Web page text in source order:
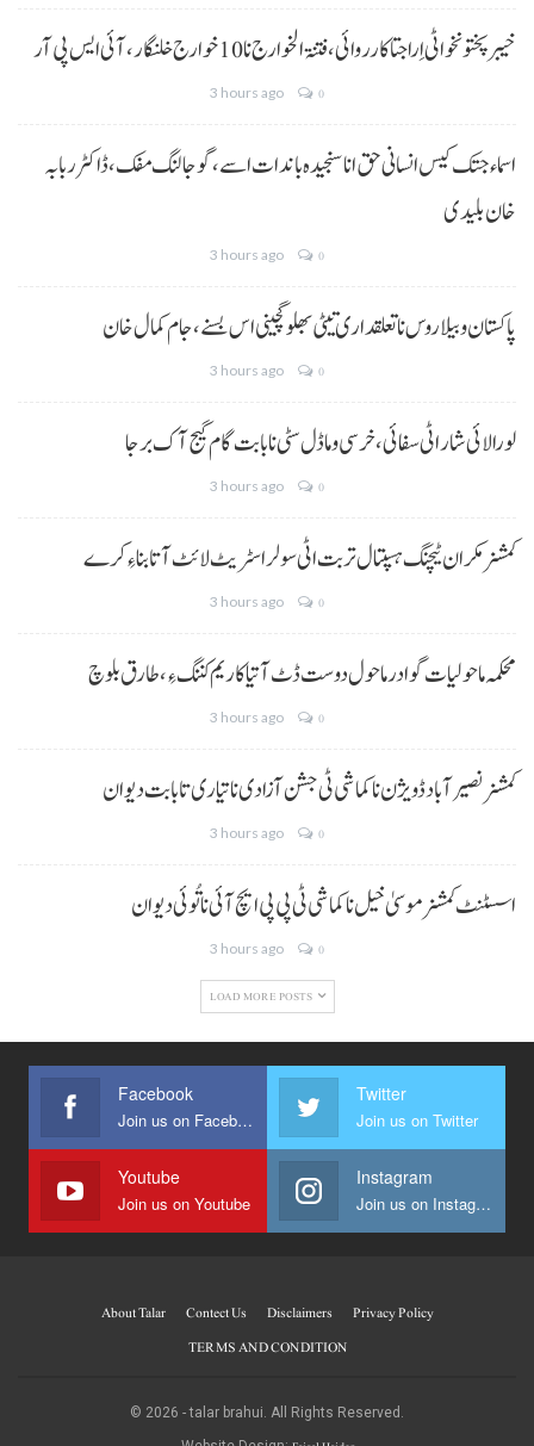
خیبر پختونخوا ٹی اِرا جتا کارروائی، فتنۃ الخوارج نا 10خوارج خلنگار،آئی ایس پی آر
3 hours ago 0
اسماء جتک کیس انسانی حق انا سنجیدہ باندات اسے، گوجالنگ مفک،ڈاکٹر ربابہ
خان بلیدی
3 hours ago 0
پاکستان و بیلاروس نا تعلقداری تیٹی بھلو گچینی اس بسنے، جام کمال خان
3 hours ago 0
لورالائی شار اٹی سفائی، خرسی و ماڈل سٹی نا بابت گام گیج آک برجا
3 hours ago 0
کمشنر مکران ٹیچنگ ہسپتال تربت اٹی سولر اسٹریٹ لائٹ آتا بناءِ کرے
3 hours ago 0
محکمہ ماحولیات گوادر ماحول دوست ڈٹ آتیا کاریم کننگ ءِ، طارق بلوچ
3 hours ago 0
کمشنر نصیر آباد ڈویژن نا کماشی ٹی جشن آزادی نا تیاری تا بابت دیوان
3 hours ago 0
اسسٹنٹ کمشنر موسیٰ خیل نا کماشی ٹی پی پی ایچ آئی نا تُوئی دیوان
3 hours ago 0
LOAD MORE POSTS
Facebook
Join us on Facebook
Twitter
Join us on Twitter
Youtube
Join us on Youtube
Instagram
Join us on Instagram
About Talar Contect Us Disclaimers
Privacy Policy
TERMS AND CONDITION
© 2026 - talar brahui. All Rights Reserved.